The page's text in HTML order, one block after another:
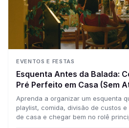
EVENTOS E FESTAS
Esquenta Antes da Balada:
Pré Perfeito em Casa (Sem
pro Rolê Principal)
Aprenda a organizar um esquenta
playlist, comida, divisão de custos
de casa e chegar bem no rolê